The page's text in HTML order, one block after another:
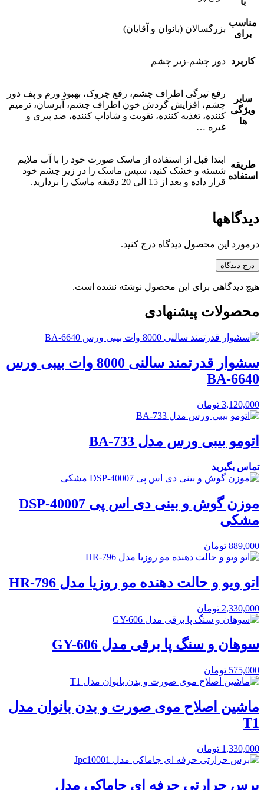
مناسب
برای
بزرگسالان (بانوان و آقایان)
کاربرد دور چشم-زیر چشم
سایر
ویژگی
ها
رفع تیرگی اطراف چشم، رفع چروک، بهبود ورم و پف دور
چشم، افزایش گردش خون اطراف چشم، آبرسان، ترمیم
کننده، تغذیه کننده، تقویت و شاداب کننده، ضد پیری و
غیره …
طریقه
استفاده
ابتدا قبل از استفاده از ماسک صورت خود را با آب ملایم
شسته و خشک کنید، سپس ماسک را در زیر چشم خود
قرار داده و بعد از 15 الی 20 دقیقه ماسک را بردارید.
دیدگاهها
درمورد این محصول دیدگاه درج کنید.
درج دیدگاه
هیچ دیدگاهی برای این محصول نوشته نشده است.
محصولات پیشنهادی
سشوار قدرتمند سالنی 8000 وات بیبی ورس
BA-6640
3,120,000 تومان
اتومو بیبی ورس مدل BA-733
تماس بگیرید
موزن گوش و بینی دی اس پی DSP-40007
مشکی
889,000 تومان
اتو ویو و حالت دهنده مو روزیا مدل HR-796
2,330,000 تومان
سوهان و سنگ پا برقی مدل GY-606
575,000 تومان
ماشین اصلاح موی صورت و بدن بانوان مدل
T1
1,330,000 تومان
برس حرارتی حرفه ای جاماکی مدل